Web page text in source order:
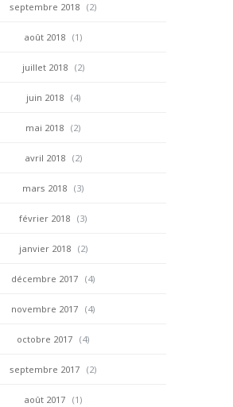
septembre 2018 (2)
août 2018 (1)
juillet 2018 (2)
juin 2018 (4)
mai 2018 (2)
avril 2018 (2)
mars 2018 (3)
février 2018 (3)
janvier 2018 (2)
décembre 2017 (4)
novembre 2017 (4)
octobre 2017 (4)
septembre 2017 (2)
août 2017 (1)